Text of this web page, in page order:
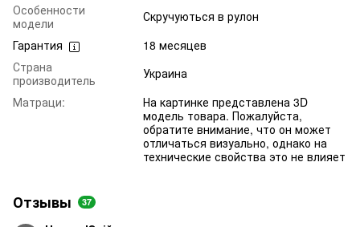
Особенности
модели
Скручуються в рулон
Гарантия
18 месяцев
Страна
производитель
Украина
Матраци:
На картинке представлена 3D
модель товара. Пожалуйста,
обратите внимание, что он может
отличаться визуально, однако на
технические свойства это не влияет
Отзывы 37